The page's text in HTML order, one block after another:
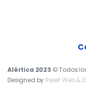
Alértica 2023 © Todos
Designed by Relief Web &